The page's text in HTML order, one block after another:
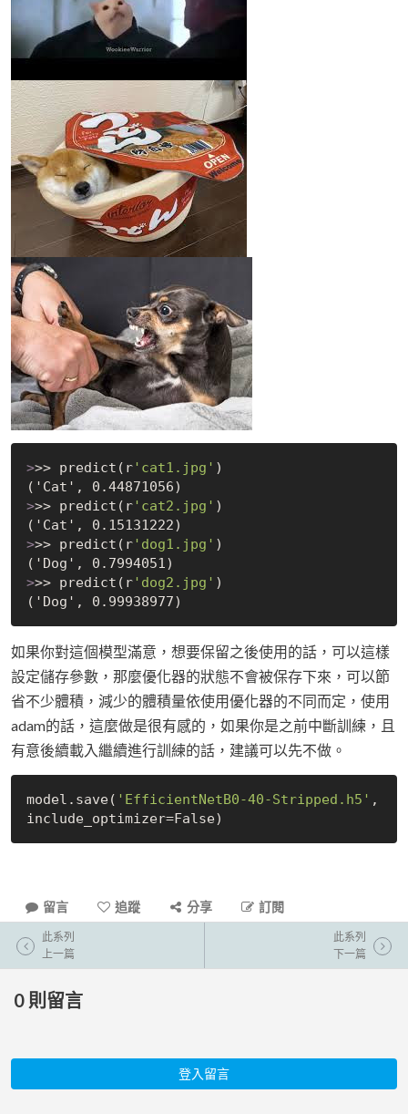
>>> predict(r'cat1.jpg' )
>>> predict(r'cat2.jpg' )
>>> predict(r'dog1.jpg' )
>>> predict(r'dog2.jpg' )
如果你對這個模型滿意，想要保留之後使用的話，可以這樣
設定儲存參數，那麼優化器的狀態不會被保存下來，可以節
省不少體積，減少的體積量依使用優化器的不同而定，使用
adam的話，這麼做是很有感的，如果你是之前中斷訓練，且
有意後續載入繼續進行訓練的話，建議可以先不做。
model.save( 'EfficientNetB0-40-Stripped.h5' ,
include_optimizer=False
留言 追蹤 分享 訂閱
此系列
上一篇
此系列
下一篇
0 則留言
登入留言